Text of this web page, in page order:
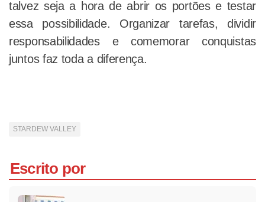
talvez seja a hora de abrir os portões e testar
essa possibilidade. Organizar tarefas, dividir
responsabilidades e comemorar conquistas
juntos faz toda a diferença.
STARDEW VALLEY
Escrito por